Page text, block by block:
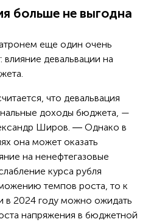
больше не выгодна
еще один очень
девальвации на
что девальвация
доходы бюджета, —
Широв. ― Однако в
она может оказать
на ненефтегазовые
курса рубля
темпов роста, то к
в 2024 году можно ожидать
напряжения в бюджетной